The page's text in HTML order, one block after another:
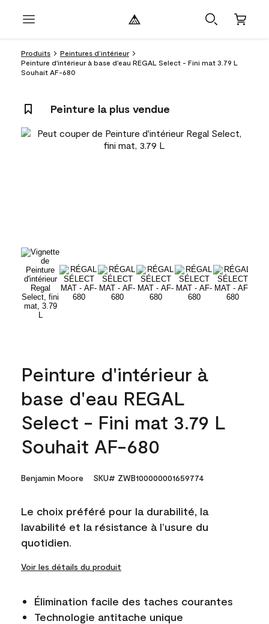
Produits
Peintures d’intérieur
Peinture d'intérieur à base d'eau REGAL Select - Fini mat 3.79 L
Souhait AF-680
Peinture la plus vendue
Peinture d'intérieur à
base d'eau REGAL
Select - Fini mat 3.79 L
Souhait AF-680
Benjamin Moore SKU# ZWB100000001659774
Le choix préféré pour la durabilité, la
lavabilité et la résistance à l’usure du
quotidien.
Voir les détails du produit
Élimination facile des taches courantes
Technologie antitache unique